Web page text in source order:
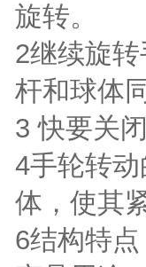
旋转。
2继续旋
杆和球体
3 快要关
4手轮转
体，使其
6结构特点